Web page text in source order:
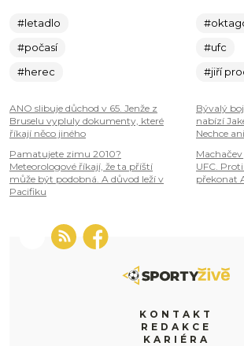
#letadlo
#počasí
#herec
ANO slibuje důchod v 65. Jenže z
Bruselu vypluly dokumenty, které
říkají něco jiného
Pamatujete zimu 2010?
Meteorologové říkají, že ta příští
může být podobná. A důvod leží v
Pacifiku
#ufc
#jiří
Bývalý
nabízí
Nechce
UFC.
překonat
KONTAKT
REDAKCE
KARIÉRA